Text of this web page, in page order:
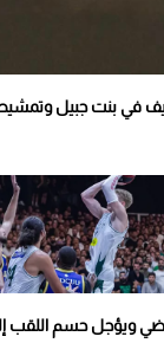
في بنت جبيل وتمشيط
ويؤجل حسم اللقب